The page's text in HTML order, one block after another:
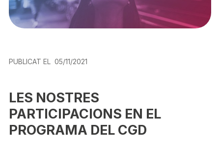
PUBLICAT EL 05/11/2021
LES NOSTRES
PARTICIPACIONS EN EL
PROGRAMA DEL CGD